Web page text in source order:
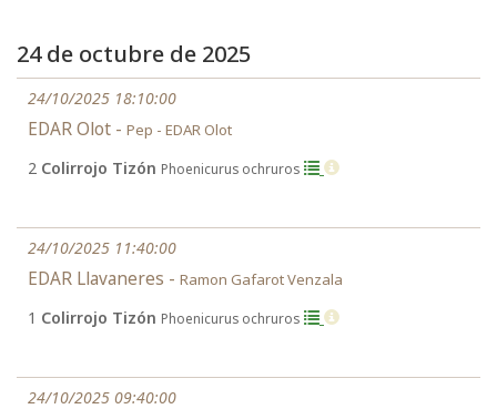
24 de octubre de 2025
24/10/2025 18:10:00
EDAR Olot - Pep - EDAR Olot
2 Colirrojo Tizón Phoenicurus ochruros
24/10/2025 11:40:00
EDAR Llavaneres - Ramon Gafarot Venzala
1 Colirrojo Tizón Phoenicurus ochruros
24/10/2025 09:40:00